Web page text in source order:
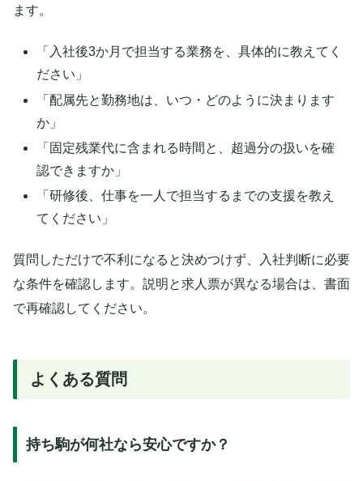
ます。
「入社後3か月で担当する業務を、具体的に教えてく
ださい」
「配属先と勤務地は、いつ・どのように決まります
か」
「固定残業代に含まれる時間と、超過分の扱いを確
認できますか」
「研修後、仕事を一人で担当するまでの支援を教え
てください」
質問しただけで不利になると決めつけず、入社判断に必要
な条件を確認します。説明と求人票が異なる場合は、書面
で再確認してください。
よくある質問
持ち駒が何社なら安心ですか？